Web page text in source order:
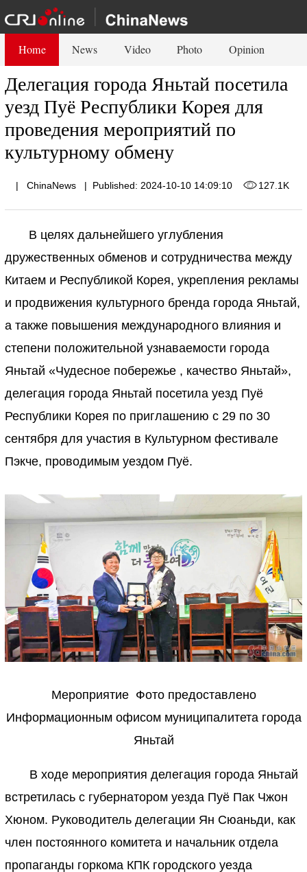
Home News Video Photo Opinion
Делегация города Яньтай посетила
уезд Пуё Республики Корея для
проведения мероприятий по
культурному обмену
| ChinaNews | Published: 2024-10-10 14:09:10 127.1K
В целях дальнейшего углубления
дружественных обменов и сотрудничества между
Китаем и Республикой Корея, укрепления рекламы
и продвижения культурного бренда города Яньтай,
а также повышения международного влияния и
степени положительной узнаваемости города
Яньтай «Чудесное побережье , качество Яньтай»,
делегация города Яньтай посетила уезд Пуё
Республики Корея по приглашению с 29 по 30
сентября для участия в Культурном фестивале
Пэкче, проводимым уездом Пуё.
Мероприятие Фото предоставлено
Информационным офисом муниципалитета города
Яньтай
В ходе мероприятия делегация города Яньтай
встретилась с губернатором уезда Пуё Пак Чжон
Хюном. Руководитель делегации Ян Сюаньди, как
член постоянного комитета и начальник отдела
пропаганды горкома КПК городского уезда